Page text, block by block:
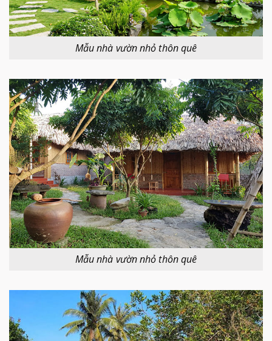
Mẫu nhà vườn nhỏ thôn quê
Mẫu nhà vườn nhỏ thôn quê